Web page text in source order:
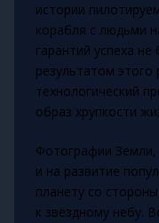
истории
корабля с людьми
гарантий успеха
результатом этого
технологический
образ хрупкости
Фотографии Земли,
и на развитие
планету со
к звёздному небу.